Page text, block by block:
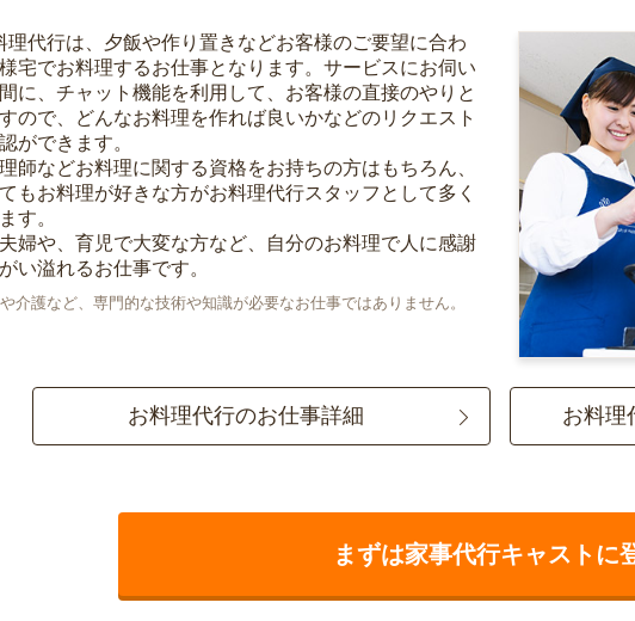
理代行は、夕飯や作り置きなどお客様のご要望に合わ
宅でお料理するお仕事となります。サービスにお伺い
に、チャット機能を利用して、お客様の直接のやりと
ので、どんなお料理を作れば良いかなどのリクエスト
ができます。
師などお料理に関する資格をお持ちの方はもちろん、
もお料理が好きな方がお料理代行スタッフとして多く
す。
婦や、育児で大変な方など、自分のお料理で人に感謝
い溢れるお仕事です。
介護など、専門的な技術や知識が必要なお仕事ではありません。
お料理代行のお仕事詳細 お料理
まずは家事代行キャストに